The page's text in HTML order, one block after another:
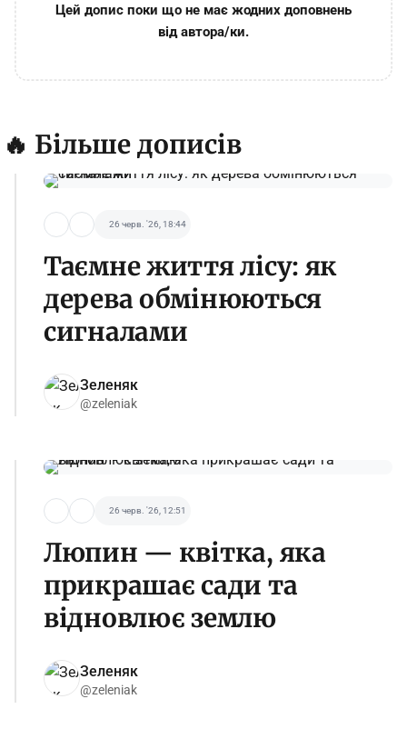
Цей допис поки що не має жодних доповнень
від автора/ки.
🔥 Більше дописів
26 черв. '26, 18:44
Таємне життя лісу: як
дерева обмінюються
сигналами
Зеленяк
@zeleniak
26 черв. '26, 12:51
Люпин — квітка, яка
прикрашає сади та
відновлює землю
Зеленяк
@zeleniak